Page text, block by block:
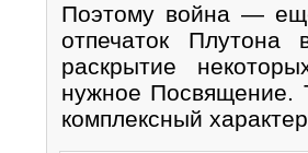
Поэтому война —
отпечаток
раскрытие
нужное Посвящение.
комплексный